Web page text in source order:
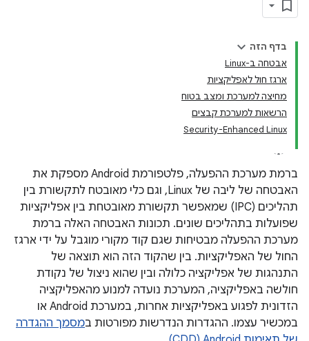
בדף הזה
אבטחה ב-Linux
ארגז חול לאפליקציות
מחיצה למערכת ומצב בטוח
הרשאות למערכת קבצים
Security-Enhanced Linux
ברמת מערכת ההפעלה, פלטפורמת Android מספקת את
האבטחה של ליבה של Linux, וגם כלי מאובטח לתקשורת בין
תהליכים (IPC) שמאפשר תקשורת מאובטחת בין אפליקציות
שפועלות בתהליכים שונים. תכונות האבטחה האלה ברמת
מערכת ההפעלה מבטיחות שגם קוד מקורי מוגבל על ידי ארגז
החול של האפליקציות. בין שהקוד הזה הוא תוצאה של
התנהגות של אפליקציה כלולה ובין שהוא ניצול של נקודת
חולשה באפליקציה, המערכת נועדה למנוע מהאפליקציה
הזדונית לפגוע באפליקציות אחרות, במערכת Android או
במכשיר עצמו. ההגדרות הנדרשות מפורטות במסמך ההגדרה